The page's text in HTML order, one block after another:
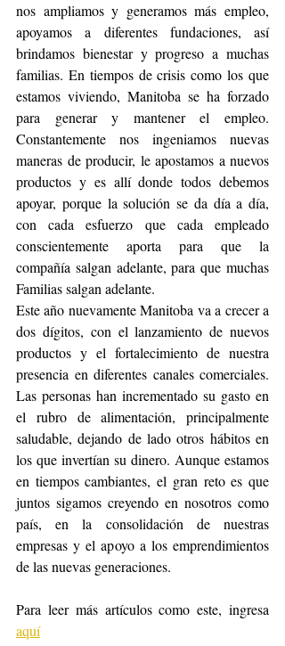
nos ampliamos y generamos más empleo,
apoyamos a diferentes fundaciones, así
brindamos bienestar y progreso a muchas
familias. En tiempos de crisis como los que
estamos viviendo, Manitoba se ha forzado
para generar y mantener el empleo.
Constantemente nos ingeniamos nuevas
maneras de producir, le apostamos a nuevos
productos y es allí donde todos debemos
apoyar, porque la solución se da día a día,
con cada esfuerzo que cada empleado
conscientemente aporta para que la
compañía salgan adelante, para que muchas
Familias salgan adelante.
Este año nuevamente Manitoba va a crecer a
dos dígitos, con el lanzamiento de nuevos
productos y el fortalecimiento de nuestra
presencia en diferentes canales comerciales.
Las personas han incrementado su gasto en
el rubro de alimentación, principalmente
saludable, dejando de lado otros hábitos en
los que invertían su dinero. Aunque estamos
en tiempos cambiantes, el gran reto es que
juntos sigamos creyendo en nosotros como
país, en la consolidación de nuestras
empresas y el apoyo a los emprendimientos
de las nuevas generaciones.
aquí